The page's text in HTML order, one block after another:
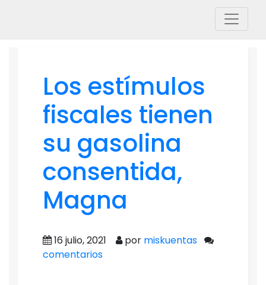
Los estímulos
fiscales tienen
su gasolina
consentida,
Magna
16 julio, 2021 por miskuentas
comentarios